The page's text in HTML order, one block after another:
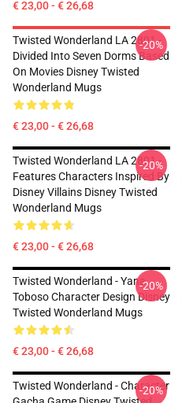
€ 23,00 - € 26,68
Twisted Wonderland LA 2801 -
Divided Into Seven Dorms Based
On Movies Disney Twisted
Wonderland Mugs
€ 23,00 - € 26,68
-20%
Twisted Wonderland LA 2801 -
Features Characters Inspired By
Disney Villains Disney Twisted
Wonderland Mugs
€ 23,00 - € 26,68
-20%
Twisted Wonderland - Yana
Toboso Character Design Disney
Twisted Wonderland Mugs
€ 23,00 - € 26,68
-20%
Twisted Wonderland - Character
-20%